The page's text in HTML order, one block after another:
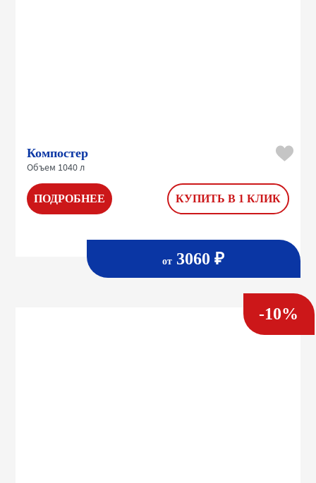
Компостер
Объем 1040 л
ПОДРОБНЕЕ КУПИТЬ В 1 КЛИК
от 3060 ₽
-10%